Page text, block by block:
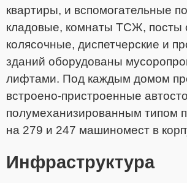
квартиры, и вспомогательные
кладовые, комнаты ТСЖ, посты
колясочные, диспетчерские и
зданий оборудованы
лифтами. Под каждым домом
встроено-пристроенные
полумеханизированным типом
на 279 и 247 машиномест в
Инфраструктура